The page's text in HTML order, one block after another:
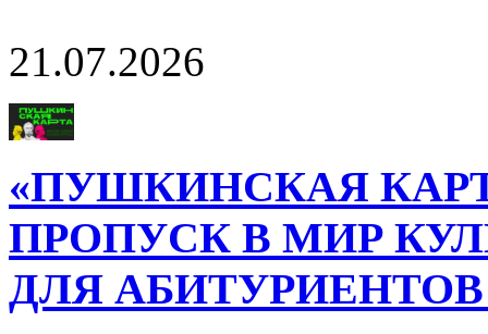
21.07.2026
«ПУШКИНСКАЯ
ПРОПУСК В МИР
ДЛЯ